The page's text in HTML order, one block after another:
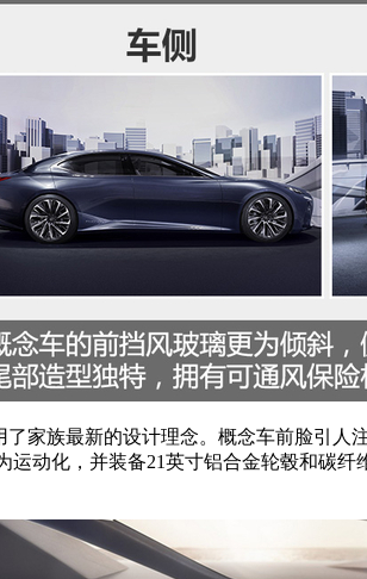
家族最新的设计理念。概念车前脸引
动化，并装备21英寸铝合金轮毂和碳